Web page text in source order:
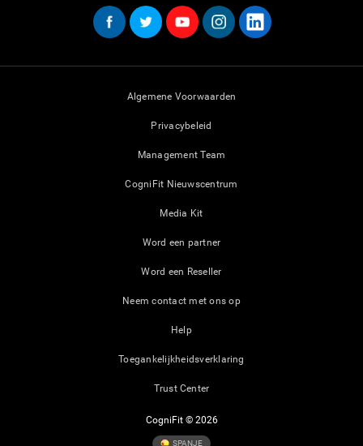
Algemene Voorwaarden
Privacybeleid
Management Team
CogniFit Nieuwscentrum
Media Kit
Word een partner
Word een Reseller
Neem contact met ons op
Help
Toegankelijkheidsverklaring
Trust Center
CogniFit © 2026
SPANJE